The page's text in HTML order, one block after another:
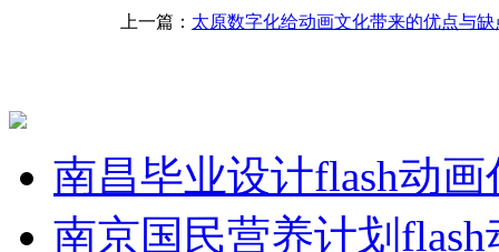
上一篇： 太原数字化给动画文化带来的优点与
南昌毕业设计flash动
南京国民营养计划